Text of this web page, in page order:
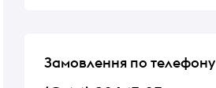
Замовлення по телефону